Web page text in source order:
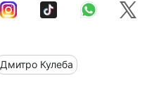
Дмитро Кулеба